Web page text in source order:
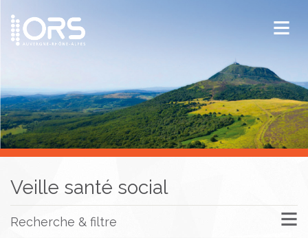
ORS Auvergne-Rhône-Alpes
Publications
Documentation / Veille
Veille santé social
Recherche & filtre